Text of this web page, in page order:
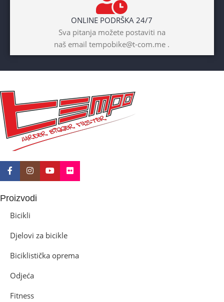
BICIKLI-KOČNICE
Disk mehanički
ONLINE PODRŠKA 24/7
Sva pitanja možete postaviti na
naš email tempobike@t-com.me .
Proizvodi
Bicikli
Djelovi za bicikle
Biciklistička oprema
Odjeća
Fitness